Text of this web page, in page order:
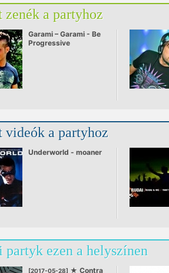
a partyhoz
Garami – Garami - Be
Progressive
a partyhoz
Underworld - moaner
partyk ezen a helyszínen
[2017-05-28] ★ Contra